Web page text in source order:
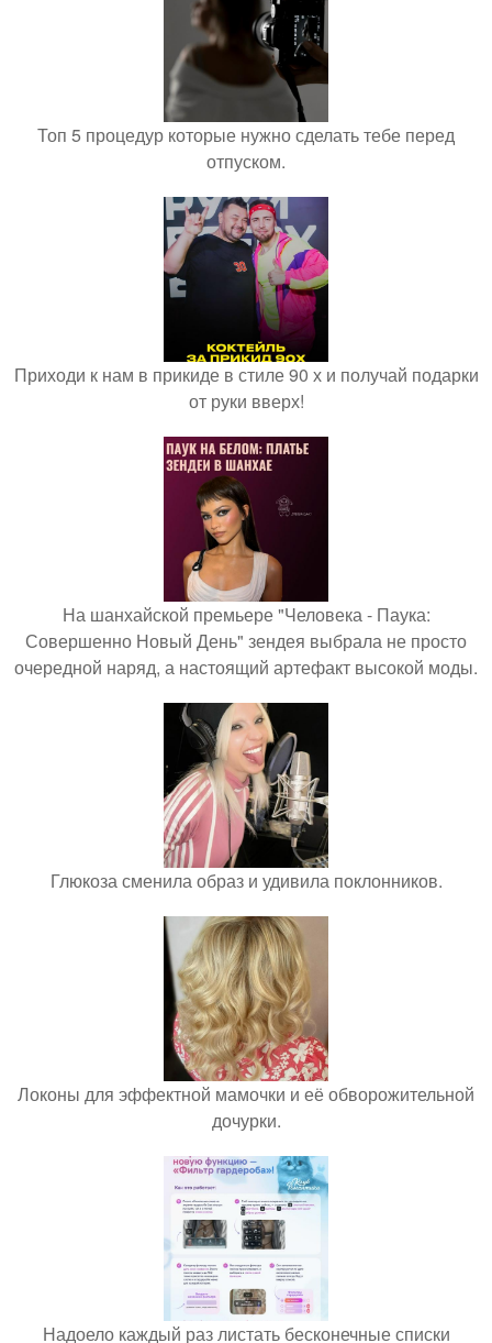
Топ 5 процедур которые нужно сделать тебе перед
отпуском.
Приходи к нам в прикиде в стиле 90 х и получай подарки
от руки вверх!
На шанхайской премьере "Человека - Паука:
Совершенно Новый День" зендея выбрала не просто
очередной наряд, а настоящий артефакт высокой моды.
Глюкоза сменила образ и удивила поклонников.
Локоны для эффектной мамочки и её обворожительной
дочурки.
Надоело каждый раз листать бесконечные списки